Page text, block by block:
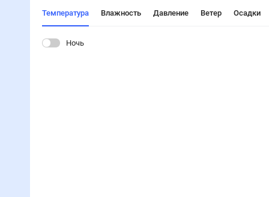
Температура Влажность Давление Ветер Осадки
Ночь